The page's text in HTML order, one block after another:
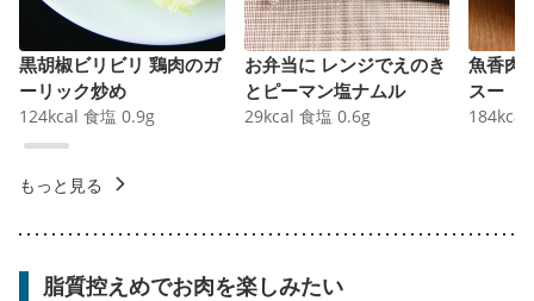
黒胡椒ビリビリ 鶏肉のガ
ーリック炒め
124kcal 食塩 0.9g
お弁当に レンジでえのき
とピーマン塩ナムル
29kcal 食塩 0.6g
魚香肉
スー
184kcal
もっと見る
脂質控えめでお肉を楽しみたい